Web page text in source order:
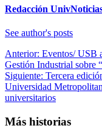
Redacción
See author's posts
Navegación
de
entradas
Anterior: Eventos/ USB
Gestión Industrial sobre
Siguiente: Tercera
Universidad
universitarios
Más historias